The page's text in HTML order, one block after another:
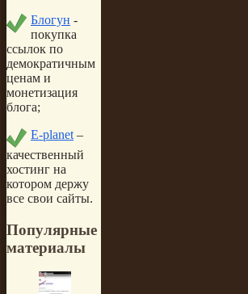
Блогун -
покупка
ссылок по
демократичным
ценам и
монетизация
блога;
E-planet –
качественный
хостинг на
котором держу
все свои сайты.
Популярные
материалы